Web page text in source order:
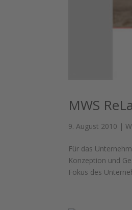
MWS
9. August 2010 |
Für das
Konzeption und
Fokus des